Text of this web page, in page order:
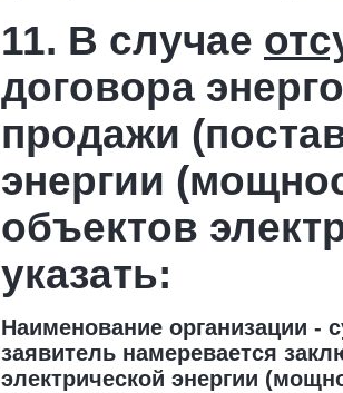
11. В случае
договора
продажи
энергии
объектов
указать:
Наименование организации -
заявитель намеревается
электрической энергии